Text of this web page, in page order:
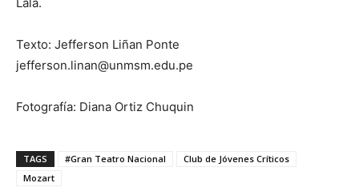
Texto: Jefferson Liñan Ponte
jefferson.linan@unmsm.edu.pe
Fotografía: Diana Ortiz Chuquin
TAGS #Gran Teatro Nacional
Club de Jóvenes Críticos
Mozart